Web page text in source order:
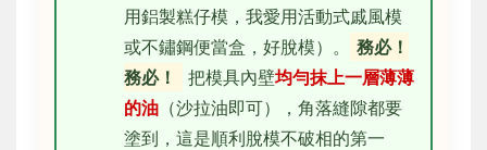
用鋁製糕仔模，我愛用活動式戚風模
或不鏽鋼便當盒，好脫模）。
務必！
務必！
把模具內壁均勻抹上一層薄薄
的油 （沙拉油即可），角落縫隙都要
塗到，這是順利脫模不破相的第一